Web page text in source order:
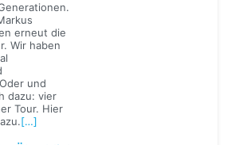
erneut die
Wir haben
und
dazu: vier
Tour. Hier
[…]